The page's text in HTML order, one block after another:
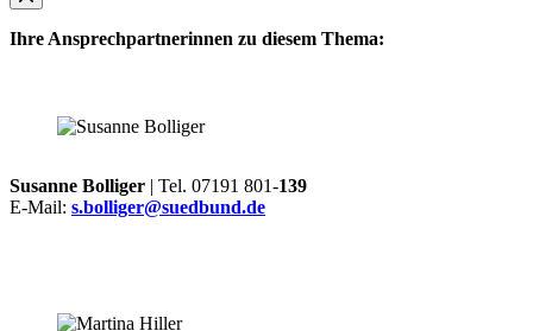
Ihre Ansprechpartnerinnen zu diesem Thema:
Susanne Bolliger | Tel. 07191 801-139
E-Mail: s.bolliger@suedbund.de